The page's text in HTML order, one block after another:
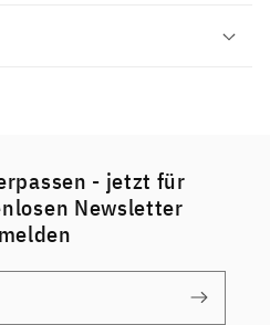
- jetzt für
Newsletter